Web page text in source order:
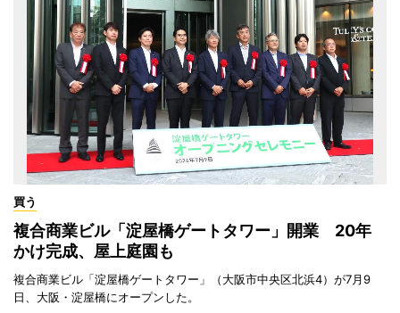
買う
複合商業ビル「淀屋橋ゲートタワー」開業 20年
かけ完成、屋上庭園も
複合商業ビル「淀屋橋ゲートタワー」（大阪市中央区北浜4）が7月9
日、大阪・淀屋橋にオープンした。